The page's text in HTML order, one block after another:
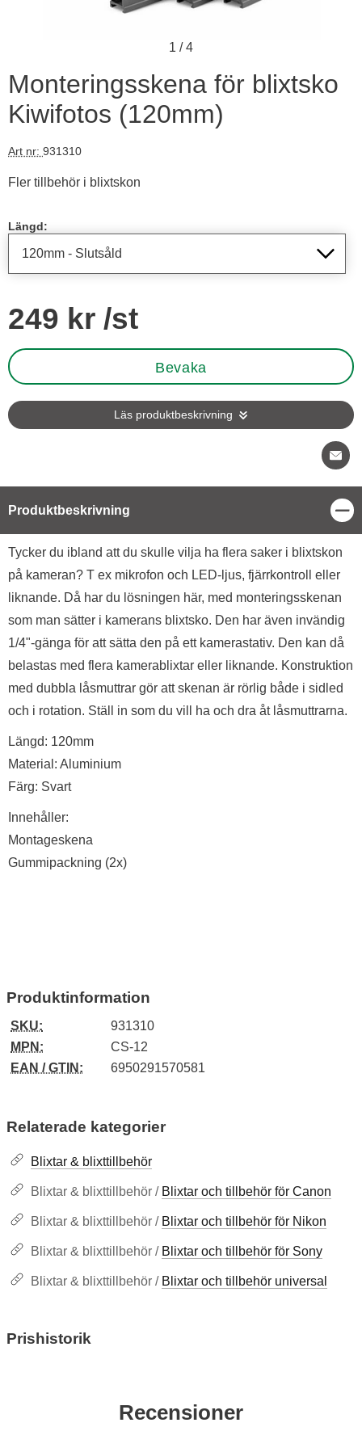
1 /4
Monteringsskena för blixtsko
Kiwifotos (120mm)
Art nr: 931310
Fler tillbehör i blixtskon
Längd:
pris
249 kr /st
Bevaka
Läs produktbeskrivning
Produktbeskrivning
Produktbeskrivning
Tycker du ibland att du skulle vilja ha flera saker i blixtskon
på kameran? T ex mikrofon och LED-ljus, fjärrkontroll eller
liknande. Då har du lösningen här, med monteringsskenan
som man sätter i kamerans blixtsko. Den har även invändig
1/4"-gänga för att sätta den på ett kamerastativ. Den kan då
belastas med flera kamerablixtar eller liknande. Konstruktion
med dubbla låsmuttrar gör att skenan är rörlig både i sidled
och i rotation. Ställ in som du vill ha och dra åt låsmuttrarna.
Längd: 120mm
Material: Aluminium
Färg: Svart
Innehåller:
Montageskena
Gummipackning (2x)
Produktinformation
SKU:
931310
MPN:
CS-12
EAN / GTIN:
6950291570581
Relaterade kategorier
Blixtar & blixttillbehör
Blixtar & blixttillbehör / Blixtar och tillbehör för Canon
Blixtar & blixttillbehör / Blixtar och tillbehör för Nikon
Blixtar & blixttillbehör / Blixtar och tillbehör för Sony
Blixtar & blixttillbehör / Blixtar och tillbehör universal
Prishistorik
Recensioner